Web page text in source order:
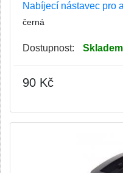
Nabíjecí nástavec pro
černá
Dostupnost: Skladem
90 Kč